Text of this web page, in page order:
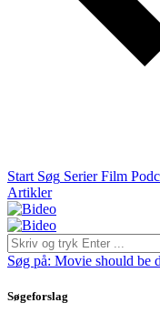
Start Søg Serier Film
Artikler
Søg på: Movie should be
Søgeforslag